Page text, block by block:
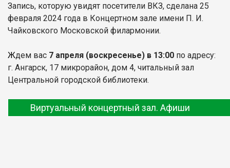
Запись, которую увидят посетители ВКЗ, сделана 25
февраля 2024 года в Концертном зале имени П. И.
Чайковского Московской филармонии.
Ждем вас 7 апреля (воскресенье) в 13:00 по адресу:
г. Ангарск, 17 микрорайон, дом 4, читальный зал
Центральной городской библиотеки.
Виртуальный концертный зал. Афиши